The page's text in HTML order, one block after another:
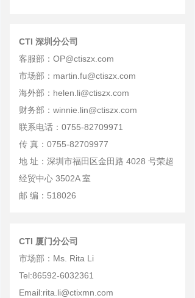
CTI 厦门分公司
市场部：Ms. Rita Li
Tel:86592-6032361
Email:rita.li@ctixmn.com
CTI 深圳分公司
客服部：OP@ctiszx.com
市场部：martin.fu@ctiszx.com
海外部：helen.li@ctiszx.com
财务部：winnie.lin@ctiszx.com
联系电话：0755-82709971
传 真：0755-82709977
地 址：深圳市福田区金田路 4028 号荣超
经贸中心 3502A 室
邮 编：518026